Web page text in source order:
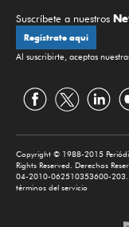
Suscríbete a nuestros
Regístrate aquí
Al suscribirte, aceptas
Copyright © 1988-2015
Rights Reserved. Derechos
04-2010-062510353600-203.
términos del servicio